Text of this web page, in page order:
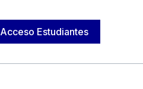
Acceso Estudiantes